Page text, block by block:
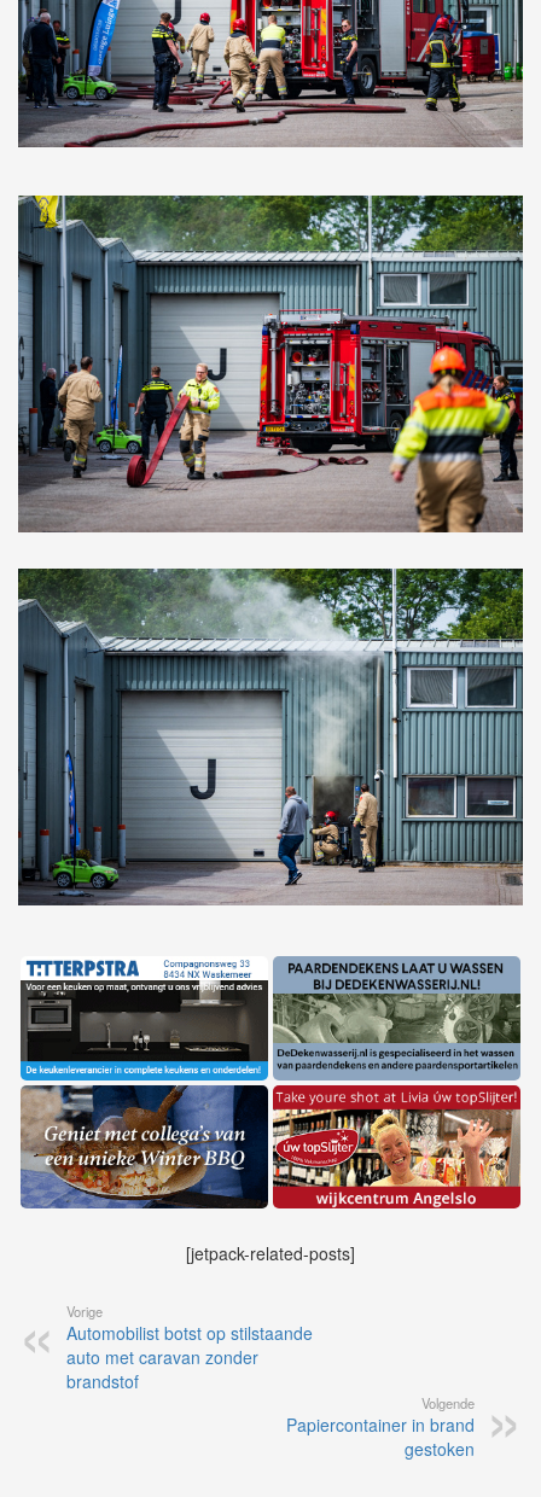
[jetpack-related-posts]
Vorige
Automobilist botst op stilstaande
auto met caravan zonder
brandstof
Volgende
Papiercontainer in brand
gestoken